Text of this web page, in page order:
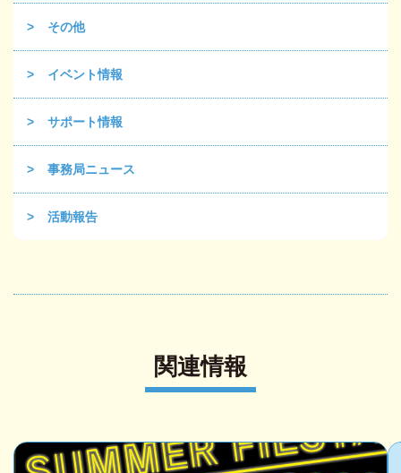
その他
イベント情報
サポート情報
事務局ニュース
活動報告
関連情報